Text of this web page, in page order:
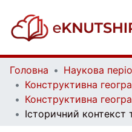
Головна